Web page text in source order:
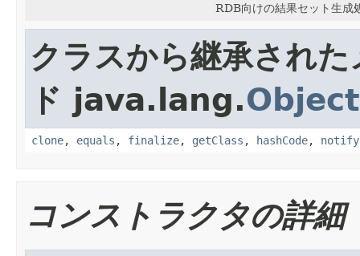
RDB向けの結果セット生成
クラスから継承された
ド java.lang.Object
clone, equals , finalize, getClass , hashCode, notify
コンストラクタの詳細